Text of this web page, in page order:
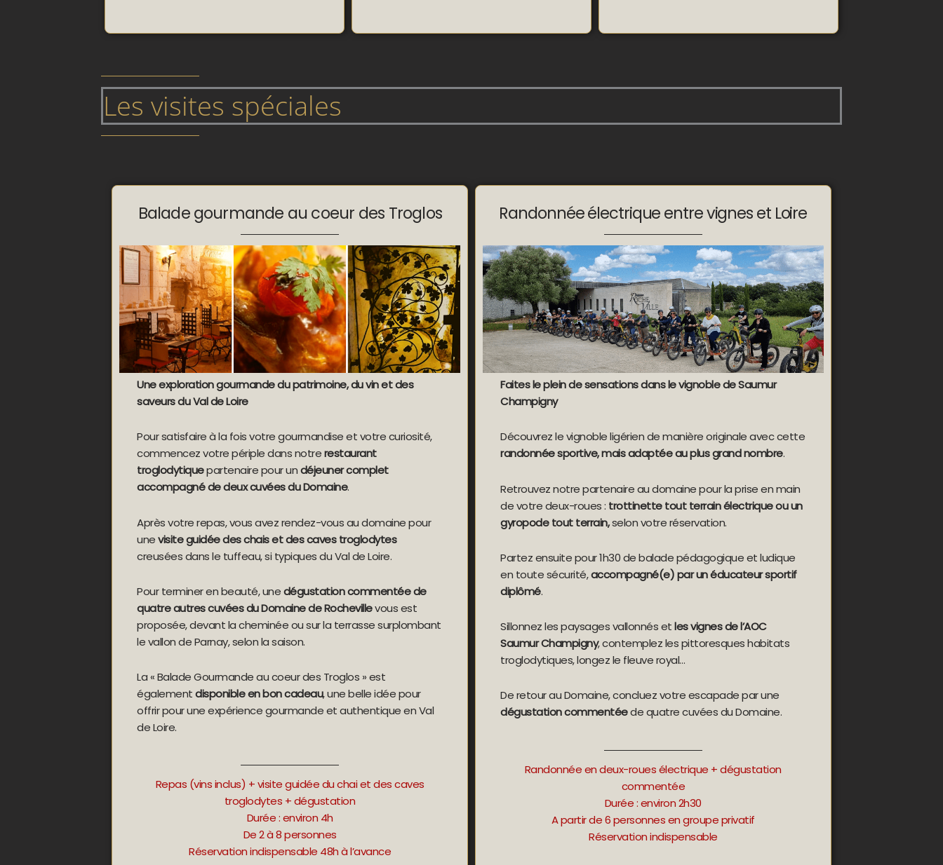
Les visites spéciales
Balade gourmande au coeur des Troglos
Une exploration gourmande du patrimoine, du vin et des
saveurs du Val de Loire
Pour satisfaire à la fois votre gourmandise et votre curiosité,
commencez votre périple dans notrerestaurant
troglodytiquepartenaire pour undéjeuner complet
accompagné de deux cuvées du Domaine.
Après votre repas, vous avez rendez-vous au domaine pour
unevisite guidée des chais et des caves troglodytes
creusées dans le tuffeau, si typiques du Val de Loire.
Pour terminer en beauté, unedégustation commentée de
quatre autres cuvées du Domaine de Rochevillevous est
proposée, devant la cheminée ou sur la terrasse surplombant
le vallon de Parnay, selon la saison.
La « Balade Gourmande au coeur des Troglos » est
égalementdisponible en bon cadeau, une belle idée pour
offrir pour une expérience gourmande et authentique en Val
de Loire.
Repas (vins inclus) + visite guidée du chai et des caves
troglodytes + dégustation
Durée : environ 4h
De 2 à 8 personnes
Réservation indispensable 48h à l’avance
Randonnée électrique entre vignes et Loire
Faites le plein de sensations dans le vignoble de Saumur
Champigny
Découvrez le vignoble ligérien de manière originale avec cette
randonnée sportive, mais adaptée au plus grand nombre.
Retrouvez notre partenaire au domaine pour la prise en main
de votre deux-roues : trottinette tout terrain électrique ou un
gyropode tout terrain,selon votre réservation.
Partez ensuite pour 1h30 de balade pédagogique et ludique
en toute sécurité,accompagné(e) par un éducateur sportif
diplômé.
Sillonnez les paysages vallonnés etles vignes de l’AOC
Saumur Champigny, contemplez les pittoresques habitats
troglodytiques, longez le fleuve royal…
De retour au Domaine, concluez votre escapade par une
dégustation commentéede quatre cuvées du Domaine.
Randonnée en deux-roues électrique + dégustation
commentée
Durée : environ 2h30
A partir de 6 personnes en groupe privatif
Réservation indispensable